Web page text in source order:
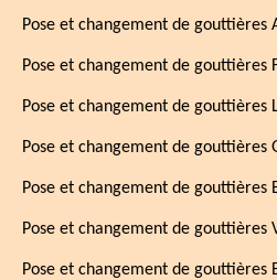
Pose et changement de gouttières
Pose et changement de gouttières
Pose et changement de gouttières
Pose et changement de gouttières
Pose et changement de gouttières
Pose et changement de gouttières
Pose et changement de gouttières